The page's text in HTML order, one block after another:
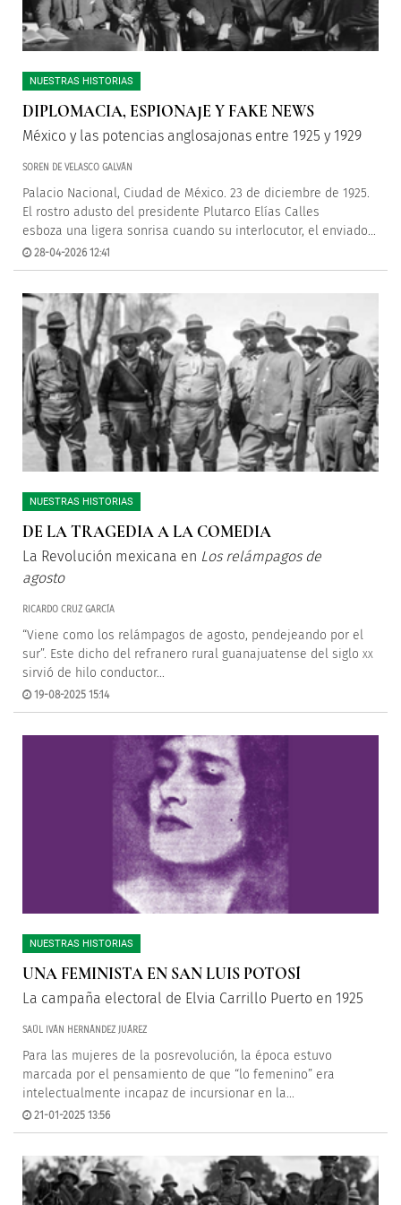
NUESTRAS HISTORIAS
DIPLOMACIA, ESPIONAJE Y FAKE NEWS
México y las potencias anglosajonas entre 1925 y 1929
SOREN DE VELASCO GALVÁN
Palacio Nacional, Ciudad de México. 23 de diciembre de 1925.
El rostro adusto del presidente Plutarco Elías Calles
esboza una ligera sonrisa cuando su interlocutor, el enviado...
28-04-2026 12:41
NUESTRAS HISTORIAS
DE LA TRAGEDIA A LA COMEDIA
La Revolución mexicana en Los relámpagos de
agosto
RICARDO CRUZ GARCÍA
“Viene como los relámpagos de agosto, pendejeando por el
sur”. Este dicho del refranero rural guanajuatense del siglo XX
sirvió de hilo conductor...
19-08-2025 15:14
NUESTRAS HISTORIAS
UNA FEMINISTA EN SAN LUIS POTOSÍ
La campaña electoral de Elvia Carrillo Puerto en 1925
SAÚL IVÁN HERNÁNDEZ JUÁREZ
Para las mujeres de la posrevolución, la época estuvo
marcada por el pensamiento de que “lo femenino” era
intelectualmente incapaz de incursionar en la...
21-01-2025 13:56